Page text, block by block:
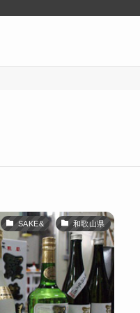
SAKE& 和歌山県